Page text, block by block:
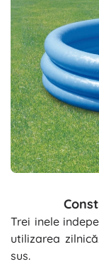
Trei inele
utilizarea
sus.